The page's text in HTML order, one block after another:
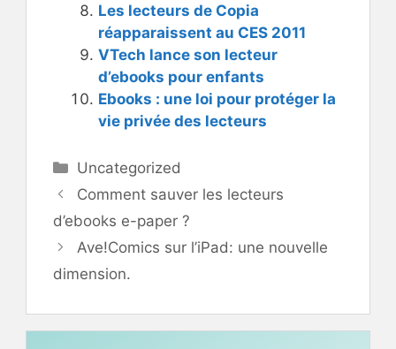
Les lecteurs de Copia
réapparaissent au CES 2011
VTech lance son lecteur
d’ebooks pour enfants
Ebooks : une loi pour protéger la
vie privée des lecteurs
Catégories
Uncategorized
Comment sauver les lecteurs
d’ebooks e-paper ?
Ave!Comics sur l’iPad: une nouvelle
dimension.